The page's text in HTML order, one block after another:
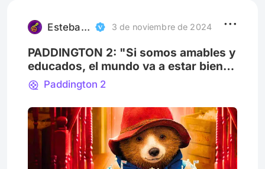
no ilumina, encandila con u
Esteban Valladares Arce 3 de noviembre de 2024
PADDINGTON 2: "Si somos amables y
educados, el mundo va a estar bien" |
¿Por qué esperé tanto para verla?
Paddington 2